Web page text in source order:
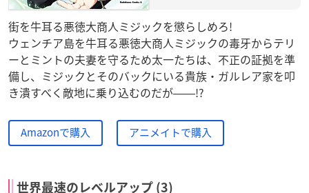
街を牛耳る悪徳大商人ミジックを懲らしめろ!
ウェンチア島を牛耳る悪徳大商人ミジックの毒牙からテリ
ーとミントの夫妻を守るため太一たちは、不正の証拠を準
備し、ミジックとそのバックにいる貴族・ガルレア家を叩
き潰すべく敵地に乗り込むのだが――!?
Amazonで購入 アニメイトで購入
世界最速のレベルアップ (3)